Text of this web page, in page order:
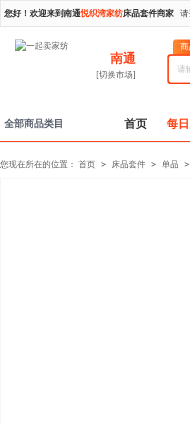
您好！欢迎来到南通悦织湾家纺床品套件商家
南通
[切换市场]
商
全部商品类目 首页 每
您现在所在的位置： 首页 > 床品套件 > 单品 >